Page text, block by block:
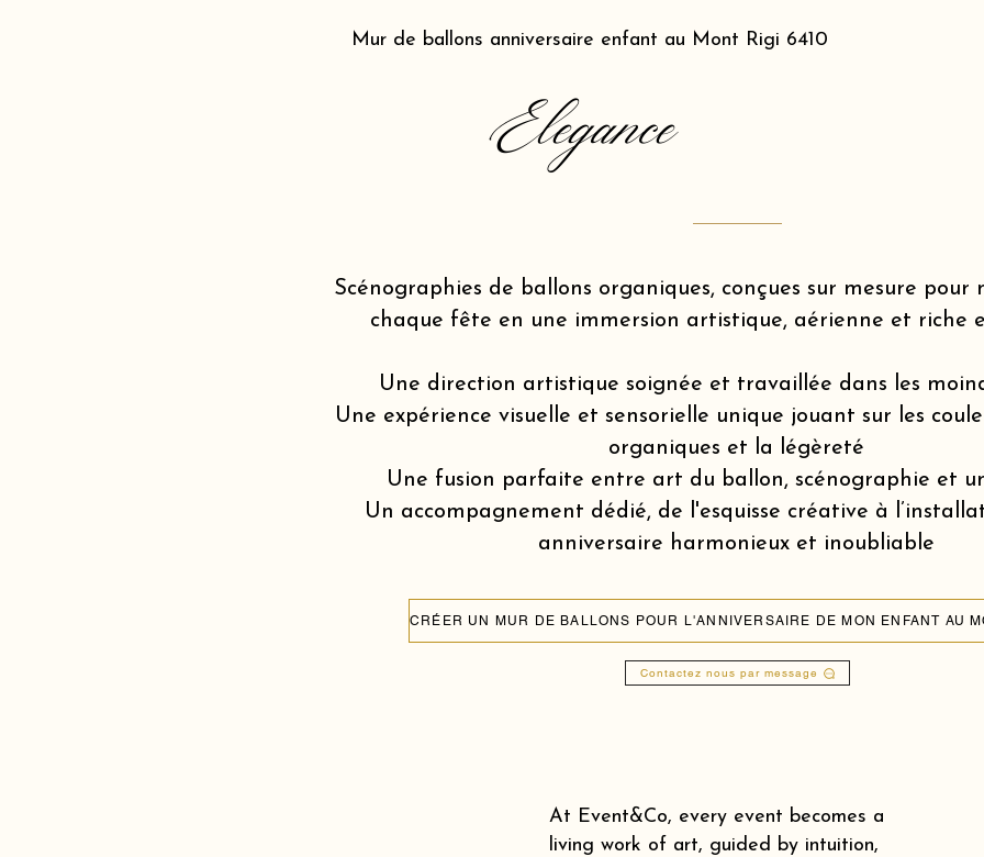
Mur de ballons anniversaire enfant au Mont Rigi 6410
Elegance
Scénographies de ballons organiques, conçues sur mesure pour
chaque fête en une immersion artistique, aérienne et riche
Une direction artistique soignée et travaillée dans les
Une expérience visuelle et sensorielle unique jouant sur les
organiques et la légèreté
Une fusion parfaite entre art du ballon, scénographie et
Un accompagnement dédié, de l'esquisse créative à
anniversaire harmonieux et inoubliable
Contactez nous par message
At Event&Co, every event becomes a
living work of art, guided by intuition,